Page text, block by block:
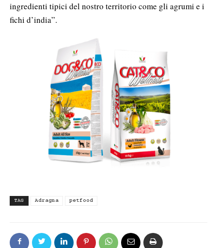
ingredienti tipici del nostro territorio come gli agrumi e i
fichi d’india”.
TAG Adragna petfood